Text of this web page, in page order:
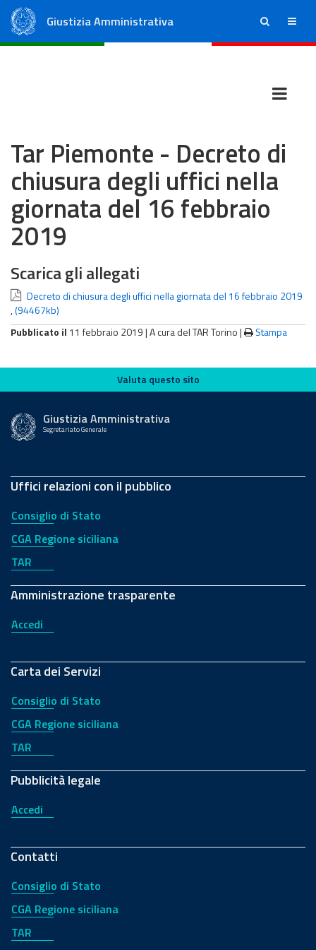
Giustizia Amministrativa ricerca menu
Tar Piemonte - Decreto di
chiusura degli uffici nella
giornata del 16 febbraio
2019
Scarica gli allegati
Decreto di chiusura degli uffici nella giornata del 16 febbraio 2019
,(94467kb)
Pubblicato il 11 febbraio 2019 |A cura del TAR Torino| Stampa
Valuta questo sito
Valuta questo sito
Giustizia Amministrativa
Segretariato Generale
Uffici relazioni con il pubblico
Consiglio di Stato
CGA Regione siciliana
TAR
Amministrazione trasparente
Accedi
Carta dei Servizi
Consiglio di Stato
CGA Regione siciliana
TAR
Pubblicità legale
Accedi
Contatti
Consiglio di Stato
CGA Regione siciliana
TAR